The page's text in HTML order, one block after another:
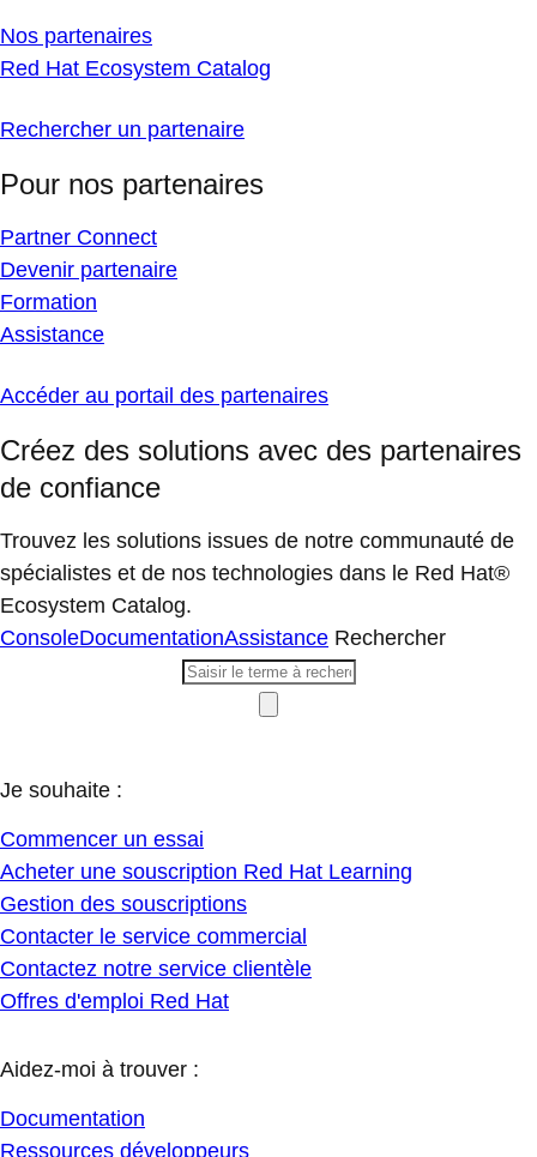
Nos partenaires
Red Hat Ecosystem Catalog
Rechercher un partenaire
Pour nos partenaires
Partner Connect
Devenir partenaire
Formation
Assistance
Accéder au portail des partenaires
Créez des solutions avec des partenaires
de confiance
Trouvez les solutions issues de notre communauté de
spécialistes et de nos technologies dans le Red Hat®
Ecosystem Catalog.
ConsoleDocumentationAssistance Rechercher
Je souhaite :
Commencer un essai
Acheter une souscription Red Hat Learning
Gestion des souscriptions
Contacter le service commercial
Contactez notre service clientèle
Offres d'emploi Red Hat
Aidez-moi à trouver :
Documentation
Ressources développeurs